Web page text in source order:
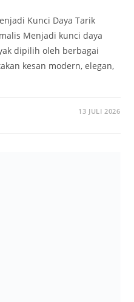
Kunci Daya Tarik
Menjadi kunci daya
dipilih oleh berbagai
kesan modern, elegan,
13 JULI 2026